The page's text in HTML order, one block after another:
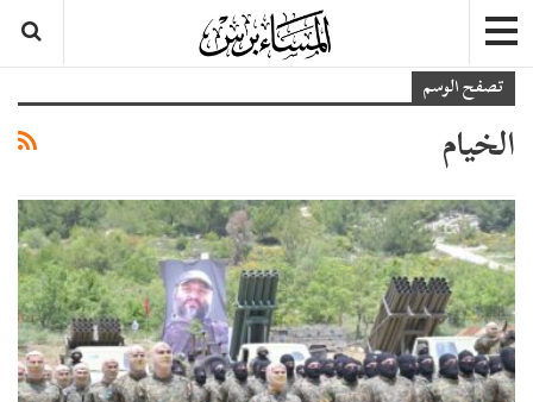
تصفح الوسم
الخيام